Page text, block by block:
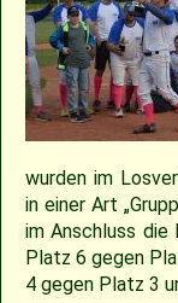
wurden im
in einer Art
im Anschluss die
Platz 6 gegen
4 gegen Platz 3
2018
2017
2016
2015
2014
30.04.2022 –
21.05.2017 –
Sponsoring
Saison 2019
Saison 2018
Saison 2017
Saison 2016
Saison 2015
Jugend
Slowpitch
Spielberichte
Cavemen-
Jugend
Slowpitch
Spielberichte
Cavemen-
Jugend
Spielberichte
Cavemen-
Spielberichte
Cavemen-
Cavemen-
Spielberichte
Cavemen-